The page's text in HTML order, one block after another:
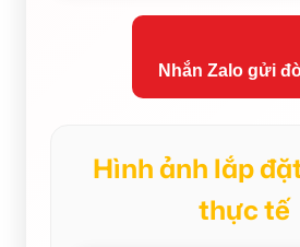
Nhắn Zalo gửi
Hình ảnh lắp
thực tế